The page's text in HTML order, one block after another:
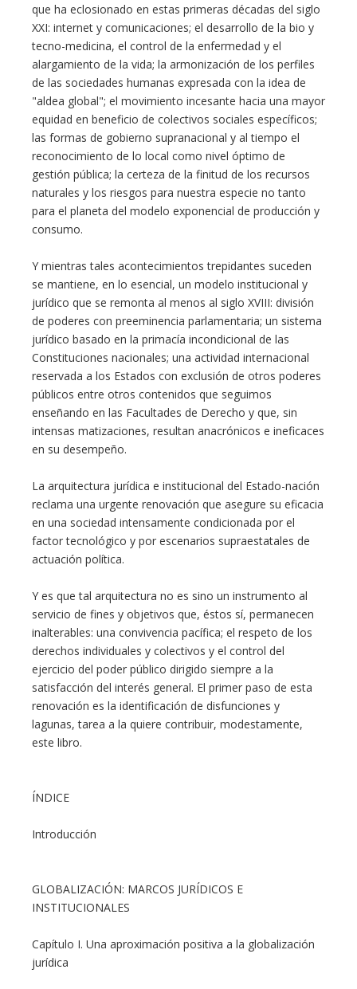
que ha eclosionado en estas primeras décadas del siglo
XXI: internet y comunicaciones; el desarrollo de la bio y
tecno-medicina, el control de la enfermedad y el
alargamiento de la vida; la armonización de los perfiles
de las sociedades humanas expresada con la idea de
"aldea global"; el movimiento incesante hacia una mayor
equidad en beneficio de colectivos sociales específicos;
las formas de gobierno supranacional y al tiempo el
reconocimiento de lo local como nivel óptimo de
gestión pública; la certeza de la finitud de los recursos
naturales y los riesgos para nuestra especie no tanto
para el planeta del modelo exponencial de producción y
consumo.
Y mientras tales acontecimientos trepidantes suceden
se mantiene, en lo esencial, un modelo institucional y
jurídico que se remonta al menos al siglo XVIII: división
de poderes con preeminencia parlamentaria; un sistema
jurídico basado en la primacía incondicional de las
Constituciones nacionales; una actividad internacional
reservada a los Estados con exclusión de otros poderes
públicos entre otros contenidos que seguimos
enseñando en las Facultades de Derecho y que, sin
intensas matizaciones, resultan anacrónicos e ineficaces
en su desempeño.
La arquitectura jurídica e institucional del Estado-nación
reclama una urgente renovación que asegure su eficacia
en una sociedad intensamente condicionada por el
factor tecnológico y por escenarios supraestatales de
actuación política.
Y es que tal arquitectura no es sino un instrumento al
servicio de fines y objetivos que, éstos sí, permanecen
inalterables: una convivencia pacífica; el respeto de los
derechos individuales y colectivos y el control del
ejercicio del poder público dirigido siempre a la
satisfacción del interés general. El primer paso de esta
renovación es la identificación de disfunciones y
lagunas, tarea a la quiere contribuir, modestamente,
este libro.
ÍNDICE
Introducción
GLOBALIZACIÓN: MARCOS JURÍDICOS E
INSTITUCIONALES
Capítulo I. Una aproximación positiva a la globalización
jurídica